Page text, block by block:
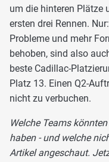
um die hinteren Plätze
ersten drei Rennen.
Probleme und mehr
behoben, sind also
beste Cadillac-
Platz 13. Einen Q2-
nicht zu verbuchen.
Welche Teams
haben - und welche
Artikel angeschaut.